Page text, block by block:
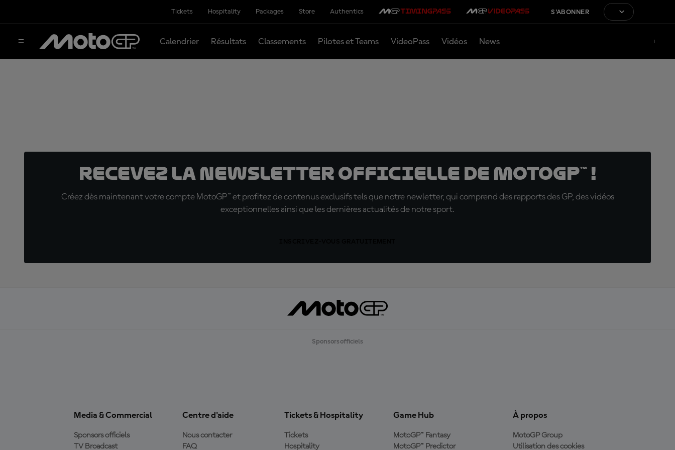
Tickets Hospitality Packages Store Authentics S'ABONNER
Calendrier Résultats Classements Pilotes et Teams VideoPass Vidéos News
Recevez la Newsletter officielle de MotoGP™ !
Créez dès maintenant votre compte MotoGP™ et profitez de contenus exclusifs tels que notre newletter, qui comprend des rapports des GP, des vidéos
exceptionnelles ainsi que les dernières actualités de notre sport.
Sponsors officiels
Media & Commercial
Sponsors officiels
TV Broadcast
Centre d'aide
Nous contacter
FAQ
Tickets & Hospitality
Tickets
Hospitality
Game Hub
MotoGP™ Fantasy
MotoGP™ Predictor
À propos
MotoGP Group
Utilisation des cookies